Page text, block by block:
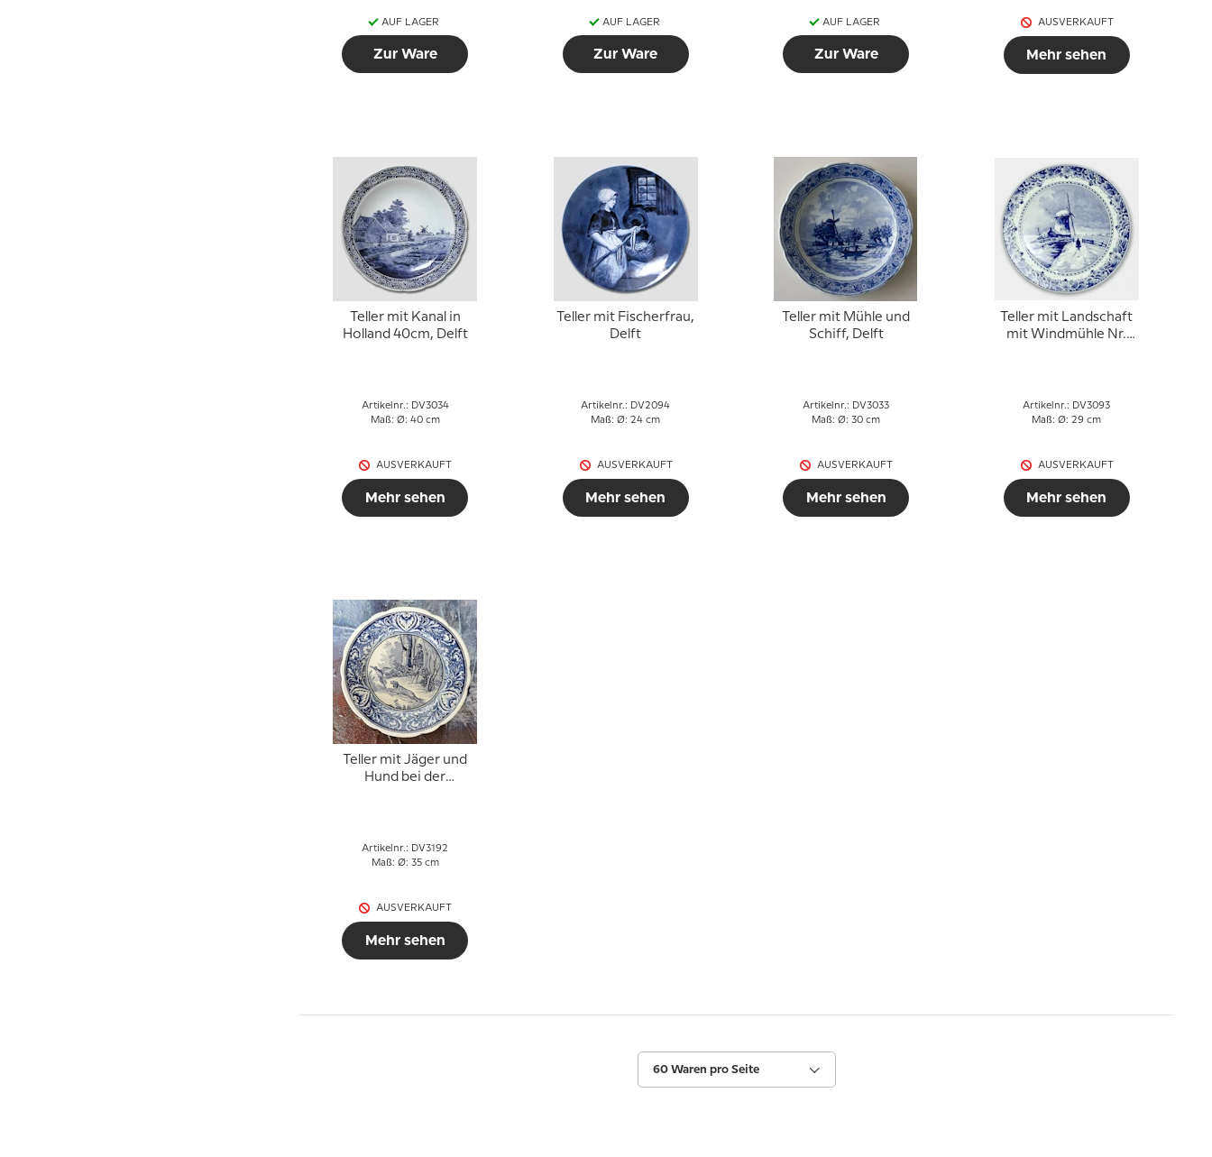
AUF LAGER
Zur Ware
AUF LAGER
Zur Ware
AUF LAGER
Zur Ware
AUSVERKAUFT
Mehr sehen
Teller mit Kanal in
Holland 40cm, Delft
Artikelnr.: DV3034
Maß: Ø: 40 cm
AUSVERKAUFT
Mehr sehen
Teller mit Fischerfrau,
Delft
Artikelnr.: DV2094
Maß: Ø: 24 cm
AUSVERKAUFT
Mehr sehen
Teller mit Mühle und
Schiff, Delft
Artikelnr.: DV3033
Maß: Ø: 30 cm
AUSVERKAUFT
Mehr sehen
Teller mit Landschaft
mit Windmühle Nr.
Artikelnr.: DV3093
Maß: Ø: 29 cm
AUSVERKAUFT
Mehr sehen
Teller mit Jäger und
Hund bei der
Artikelnr.: DV3192
Maß: Ø: 35 cm
AUSVERKAUFT
Mehr sehen
60 Waren pro Seite